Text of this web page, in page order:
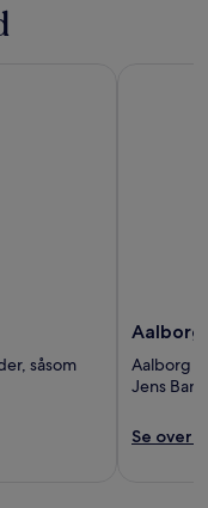
såsom
Aalborg
Aalborg
Jens
Se